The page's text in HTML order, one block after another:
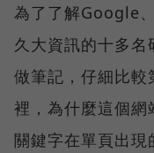
為了了解Google
久大資訊的十多
做筆記，仔細比較
裡，為什麼這個網
關鍵字在單頁出